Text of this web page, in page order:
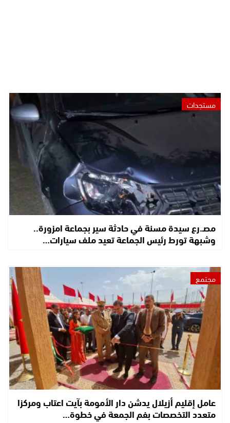
مستجدات
مصـ.رع سيدة مسنة في حادثة سير بجماعة امزورة..
وشبهة تورط رئيس الجماعة تعيد ملف سيارات…
مجتمع
عامل إقليم أزيلال يدشن دار الأمومة بآيت اعتاب ومركزا
متعدد التخصصات بفم الجمعة في خطوة…